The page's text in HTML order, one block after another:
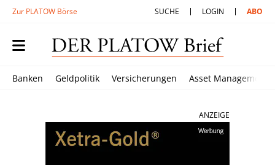
Zur PLATOW Börse SUCHE LOGIN ABO
Banken Geldpolitik Versicherungen Asset Management
ANZEIGE